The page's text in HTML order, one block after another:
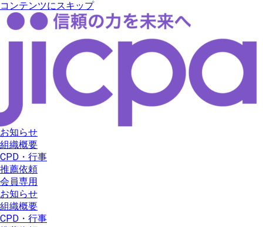
コンテンツにスキップ
お知らせ
組織概要
CPD・行事
推薦依頼
会員専用
お知らせ
組織概要
CPD・行事